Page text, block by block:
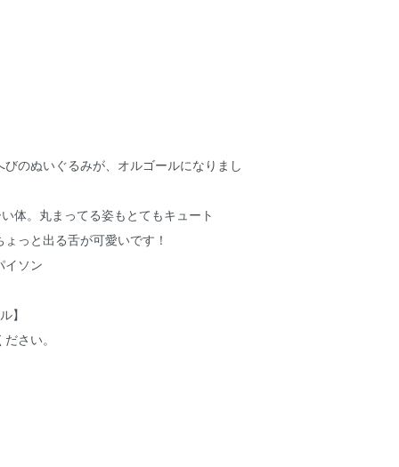
びのぬいぐるみが、オルゴールになりまし
体。丸まってる姿もとてもキュート
っと出る舌が可愛いです！
イソン
】
さい。